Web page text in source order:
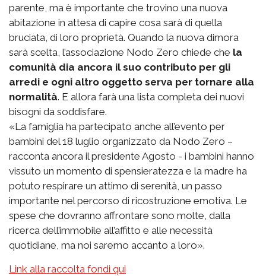
parente, ma è importante che trovino una nuova
abitazione in attesa di capire cosa sarà di quella
bruciata, di loro proprietà. Quando la nuova dimora
sarà scelta, l’associazione Nodo Zero chiede che la
comunità dia ancora il suo contributo per gli
arredi e ogni altro oggetto serva per tornare alla
normalità. E allora farà una lista completa dei nuovi
bisogni da soddisfare.
«La famiglia ha partecipato anche all’evento per
bambini del 18 luglio organizzato da Nodo Zero –
racconta ancora il presidente Agosto - i bambini hanno
vissuto un momento di spensieratezza e la madre ha
potuto respirare un attimo di serenità, un passo
importante nel percorso di ricostruzione emotiva. Le
spese che dovranno affrontare sono molte, dalla
ricerca dell’immobile all’affitto e alle necessità
quotidiane, ma noi saremo accanto a loro».
Link alla raccolta fondi qui